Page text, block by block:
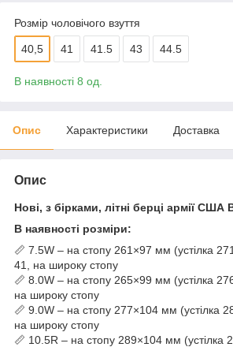
Розмір чоловічого взуття
40,5 41 41.5 43 44.5
В наявності 8 од.
Опис Характеристики Доставка
Опис
Нові, з бірками, літні берці армії США
В наявності розміри:
📏 7.5W – на стопу 261×97 мм (устілка
41, на широку стопу
📏 8.0W – на стопу 265×99 мм (устілка
на широку стопу
📏 9.0W – на стопу 277×104 мм (устілка
на широку стопу
📏 10.5R – на стопу 289×104 мм